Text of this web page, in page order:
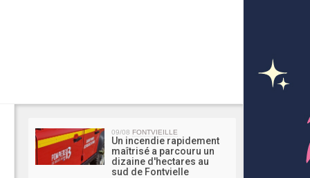
09/08 FONTVIEILLE
Un incendie rapidement
maîtrisé a parcouru un
dizaine d'hectares au
sud de Fontvielle